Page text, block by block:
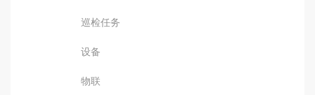
巡检任务
设备
物联